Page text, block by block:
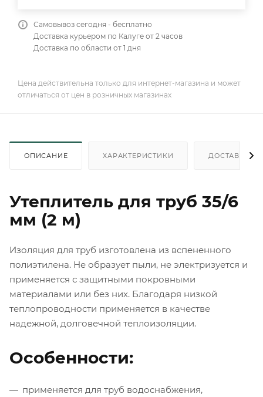
Самовывоз сегодня - бесплатно
Доставка курьером по Калуге от 2 часов
Доставка по области от 1 дня
Цена действительна только для интернет-магазина и может
отличаться от цен в розничных магазинах
ОПИСАНИЕ ХАРАКТЕРИСТИКИ ДОСТАВКА
Утеплитель для труб 35/6
мм (2 м)
Изоляция для труб изготовлена из вспененного
полиэтилена. Не образует пыли, не электризуется и
применяется с защитными покровными
материалами или без них. Благодаря низкой
теплопроводности применяется в качестве
надежной, долговечной теплоизоляции.
Особенности:
применяется для труб водоснабжения,